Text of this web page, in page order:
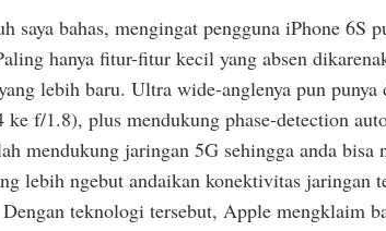
saya bahas, mengingat pengguna iPhone 6S
hanya fitur-fitur kecil yang absen
lebih baru. Ultra wide-anglenya pun punya
f/1.8), plus mendukung phase-detection
mendukung jaringan 5G sehingga anda bisa
lebih ngebut andaikan konektivitas jaringan
teknologi tersebut, Apple mengklaim